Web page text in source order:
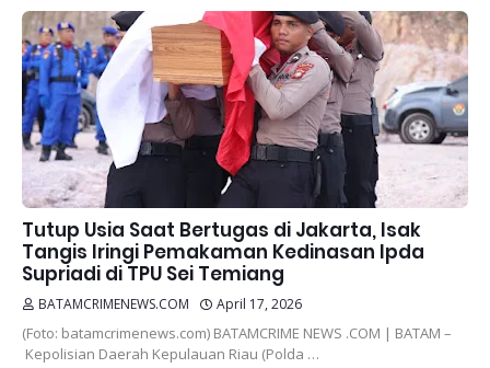
Tutup Usia Saat Bertugas di Jakarta, Isak
Tangis Iringi Pemakaman Kedinasan Ipda
Supriadi di TPU Sei Temiang
BATAMCRIMENEWS.COM April 17, 2026
(Foto: batamcrimenews.com) BATAMCRIME NEWS .COM | BATAM –
Kepolisian Daerah Kepulauan Riau (Polda …